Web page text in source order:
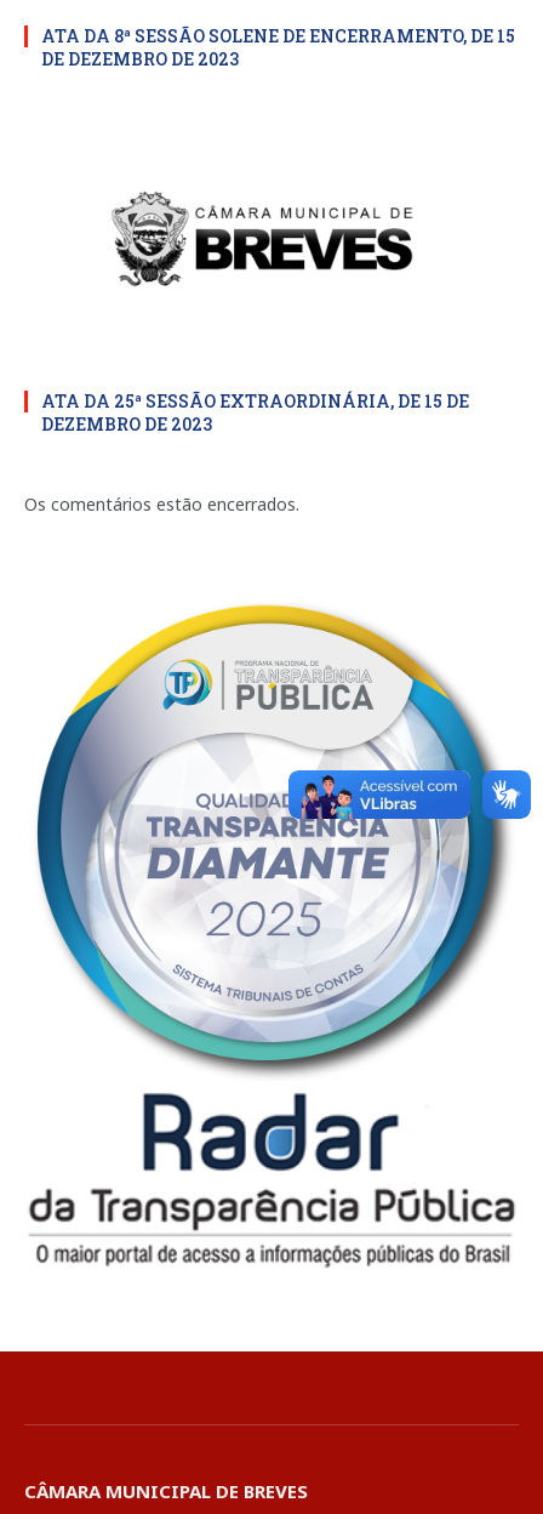
ATA DA 8ª SESSÃO SOLENE DE ENCERRAMENTO, DE 15
DE DEZEMBRO DE 2023
ATA DA 25ª SESSÃO EXTRAORDINÁRIA, DE 15 DE
DEZEMBRO DE 2023
Os comentários estão encerrados.
CÂMARA MUNICIPAL DE BREVES